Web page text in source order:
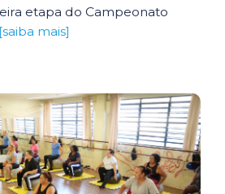
etapa do Campeonato
[saiba mais]